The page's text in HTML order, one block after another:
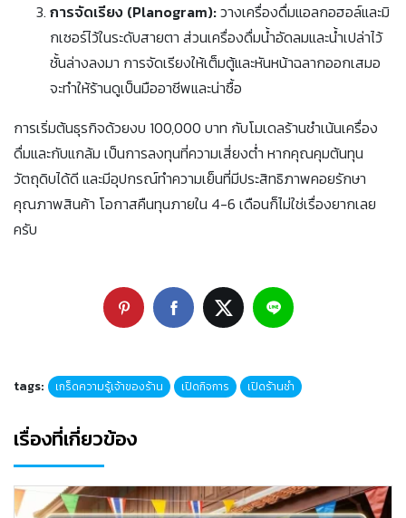
การจัดเรียง (Planogram):วางเครื่องดื่มแอลกอฮอล์และมิ
กเซอร์ไว้ในระดับสายตา ส่วนเครื่องดื่มน้ำอัดลมและน้ำเปล่าไว้
ชั้นล่างลงมา การจัดเรียงให้เต็มตู้และหันหน้าฉลากออกเสมอ
จะทำให้ร้านดูเป็นมืออาชีพและน่าซื้อ
การเริ่มต้นธุรกิจด้วยงบ 100,000 บาท กับโมเดลร้านชำเน้นเครื่อง
ดื่มและกับแกล้ม เป็นการลงทุนที่ความเสี่ยงต่ำ หากคุณคุมต้นทุน
วัตถุดิบได้ดี และมีอุปกรณ์ทำความเย็นที่มีประสิทธิภาพคอยรักษา
คุณภาพสินค้า โอกาสคืนทุนภายใน 4-6 เดือนก็ไม่ใช่เรื่องยากเลย
ครับ
tags: เกร็ดความรู้เจ้าของร้าน เปิดกิจการ เปิดร้านชำ
เรื่องที่เกี่ยวข้อง